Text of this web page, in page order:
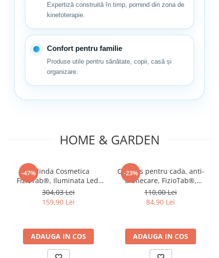
Spatele este de culoare crem spre bej, PVC cu Poliester
Dimensiune: 131 X 90 cm;
Expertiză construită în timp, pornind din zona de
kinetoterapie.
Confort pentru familie
Produse utile pentru sănătate, copii, casă și
organizare.
HOME & GARDEN
-47%Oglinda Cosmetica
FizioTab®, Iluminata Led,
Dimabila, 2 Fete, Marire
10X, Baterii si Cablu USB
Incluse, Alb
304,03 Lei
159,90 Lei
ADAUGA IN COS
-23%
Covoras pentru cada, anti-
alunecare, FizioTab®,
100x40 cm, Multicolor,
Delfin
110,00 Lei
84,90 Lei
ADAUGA IN COS